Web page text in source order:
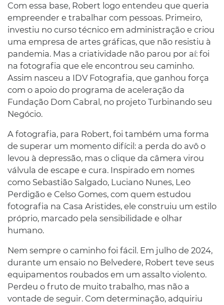
Com essa base, Robert logo entendeu que queria
empreender e trabalhar com pessoas. Primeiro,
investiu no curso técnico em administração e criou
uma empresa de artes gráficas, que não resistiu à
pandemia. Mas a criatividade não parou por aí: foi
na fotografia que ele encontrou seu caminho.
Assim nasceu a IDV Fotografia, que ganhou força
com o apoio do programa de aceleração da
Fundação Dom Cabral, no projeto Turbinando seu
Negócio.
A fotografia, para Robert, foi também uma forma
de superar um momento difícil: a perda do avô o
levou à depressão, mas o clique da câmera virou
válvula de escape e cura. Inspirado em nomes
como Sebastião Salgado, Luciano Nunes, Leo
Perdigão e Celso Gomes, com quem estudou
fotografia na Casa Aristides, ele construiu um estilo
próprio, marcado pela sensibilidade e olhar
humano.
Nem sempre o caminho foi fácil. Em julho de 2024,
durante um ensaio no Belvedere, Robert teve seus
equipamentos roubados em um assalto violento.
Perdeu o fruto de muito trabalho, mas não a
vontade de seguir. Com determinação, adquiriu